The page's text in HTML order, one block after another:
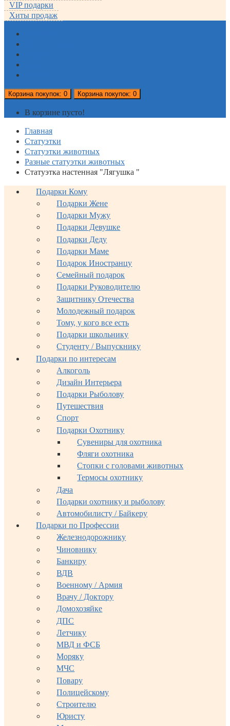
VIP подарки
Хиты продаж
Корзинапокупок: 0 Корзинапокупок: 0
В корзине пусто!
Главная
Статуэтки
Статуэтки животных
Разные статуэтки животных
Статуэтка настенная "Лягушка "
Подарки Кому
Подарки Жене
Подарки Мужу
Подарки Девушке
Подарки Деду
Подарки Маме
Подарок Иностранцу
Семейный подарок
Подарки Руководителю
Защитнику Отечества
Молодежный подарок
Тому, у кого все есть
Подарки школьнику
Студенту / Выпускнику
Подарки по интересам
Алкоголь
Дизайн Интерьера
Подарки Рыболову
Путешествия
Спорт
Подарки Охотнику
Сувениры для охотника
Фляги охотника
Стопки с головами животных
Термосы охотнику
Дача
Подарки охотнику и рыболову
Автомобилисту / Байкеру
Подарки по Профессии
Железнодорожнику
Чиновнику
Банкиру
ВДВ
Военному / Армия
Врачу / Доктору
Домохозяйке
ДПС
Летчику
МВД и ФСБ
Моряку
МЧС
Повару
Полицейскому
Строителю
Юристу